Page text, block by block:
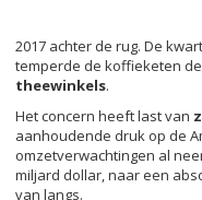
2017 achter de rug. De
temperde de koffieketen
theewinkels.
Het concern heeft last van
aanhoudende druk op de
omzetverwachtingen al
miljard dollar, naar een
van langs.